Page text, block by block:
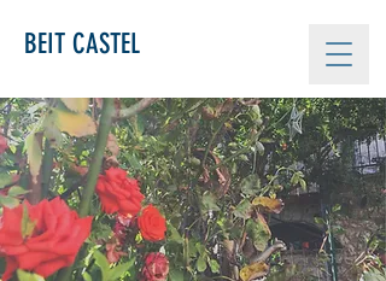
BEIT CASTEL